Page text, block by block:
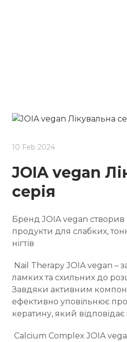
10 Feb 2024
JOIA vegan
серія
Бренд JOIA vegan створив
продукти для слабких,
нігтів
Nail Therapy JOIA vegan –
ламких та схильних до
Завдяки активним
ефективно уповільнює
кератину, який відповідає
Calcium Complex JOIA